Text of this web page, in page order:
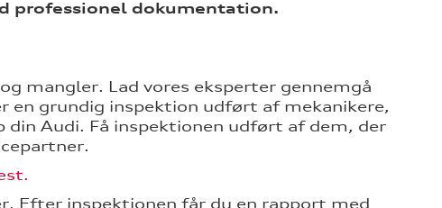
professionel dokumentation.
mangler. Lad vores eksperter gennemgå
en grundig inspektion udført af mekanikere,
Audi. Få inspektionen udført af dem, der
Efter inspektionen får du en rapport med